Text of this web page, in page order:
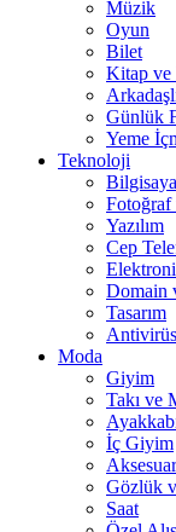
Müzik
Oyun
Bilet
Kitap ve
Günlük
Yeme
Teknoloji
Fotoğraf
Yazılım
Cep
Domain
Tasarım
Antivirüs
Moda
Giyim
Takı ve
İç Giyim
Aksesuar
Gözlük
Saat